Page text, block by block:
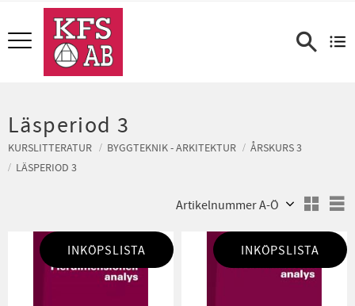
Meny
Läsperiod 3
KURSLITTERATUR BYGGTEKNIK - ARKITEKTUR
ÅRSKURS 3
LÄSPERIOD 3
INKÖPSLISTA INKÖPSLISTA